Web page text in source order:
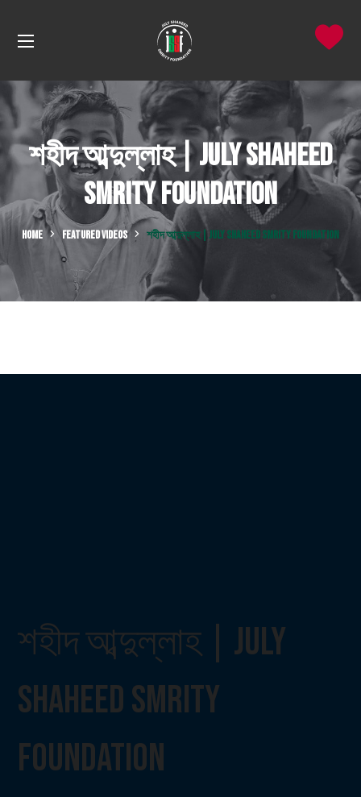
শহীদ আব্দুল্লাহ | July Shaheed
Smrity Foundation
HOME FEATURED VIDEOS শহীদ আব্দুল্লাহ | JULY SHAHEED SMRITY FOUNDATION
শহীদ আব্দুল্লাহ | July
Shaheed Smrity
Foundation